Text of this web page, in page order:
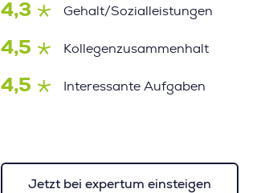
4,3 Gehalt/Sozialleistungen
4,5 Kollegenzusammenhalt
4,5 Interessante Aufgaben
Jetzt bei expertum einsteigen